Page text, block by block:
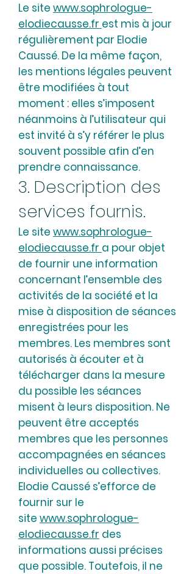
Le site www.sophrologue-
elodiecausse.fr est mis à jour
régulièrement par Elodie
Caussé. De la même façon,
les mentions légales peuvent
être modifiées à tout
moment : elles s’imposent
néanmoins à l’utilisateur qui
est invité à s’y référer le plus
souvent possible afin d’en
prendre connaissance.
3. Description des
services fournis.
Le site www.sophrologue-
elodiecausse.fr a pour objet
de fournir une information
concernant l’ensemble des
activités de la société et la
mise à disposition de séances
enregistrées pour les
membres. Les membres sont
autorisés à écouter et à
télécharger dans la mesure
du possible les séances
misent à leurs disposition. Ne
peuvent être acceptés
membres que les personnes
accompagnées en séances
individuelles ou collectives.
Elodie Caussé s’efforce de
fournir sur le
site www.sophrologue-
elodiecausse.fr des
informations aussi précises
que possible. Toutefois, il ne